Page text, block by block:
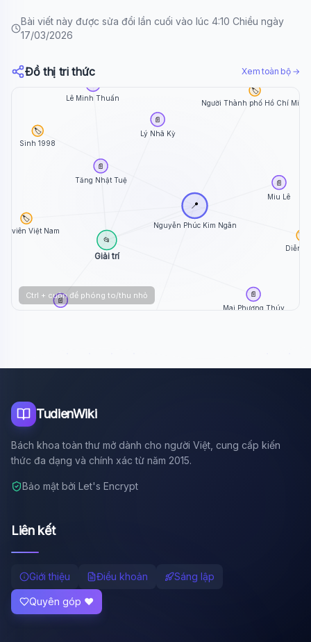
Bài viết này được sửa đổi lần cuối vào lúc 4:10 Chiều ngày
17/03/2026
Đồ thị tri thức Xem toàn bộ →
Nguyễn Phúc Kim Ngân
📍
Giải trí
📂
Lý Nhã Kỳ
📄
Mai Phương Thúy
📄
Tăng Nhật Tuệ
📄
Miu Lê
📄
📄
Lê Minh Thuấn
Diễn
🏷️
viên Việt Nam
🏷️
Người Thành phố Hồ Chí Minh
🏷️
Sinh 1998
🏷️
Ctrl + cuộn để phóng to/thu nhỏ
TudienWiki
Bách khoa toàn thư mở dành cho người Việt, cung cấp kiến
thức đa dạng và chính xác từ năm 2015.
Bảo mật bởi Let's Encrypt
Liên kết
Giới thiệu Điều khoản Sáng lập
Quyên góp ❤️